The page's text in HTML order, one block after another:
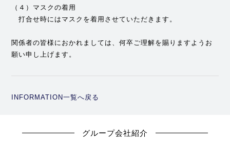
（４）マスクの着用
打合せ時にはマスクを着用させていただきます。
関係者の皆様におかれましては、何卒ご理解を賜りますようお
願い申し上げます。
INFORMATION一覧へ戻る
グループ会社紹介